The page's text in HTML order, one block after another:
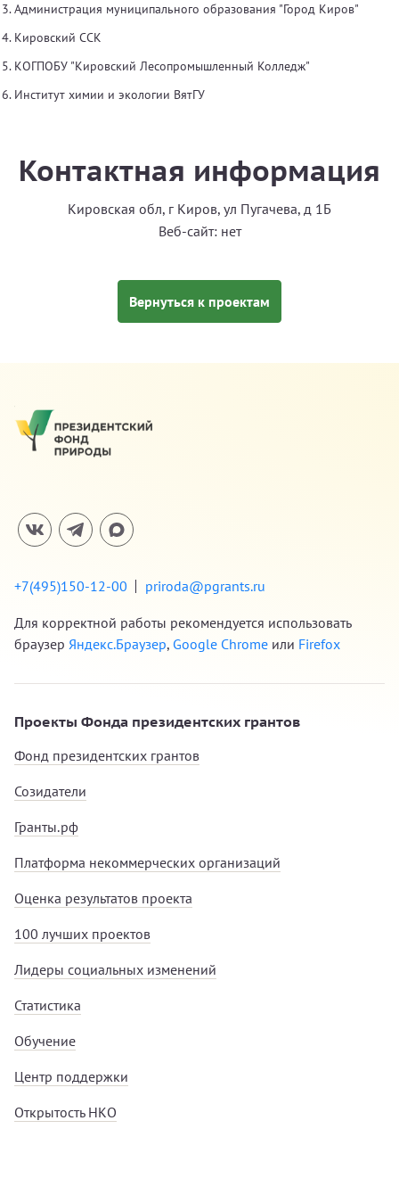
Администрация муниципального образования "Город Киров"
Кировский ССК
КОГПОБУ "Кировский Лесопромышленный Колледж"
Институт химии и экологии ВятГУ
Контактная информация
Кировская обл, г Киров, ул Пугачева, д 1Б
Веб-сайт: нет
Вернуться к проектам
+7(495)150-12-00 priroda@pgrants.ru
Для корректной работы рекомендуется использовать
браузер Яндекс.Браузер, Google Chrome или Firefox
Проекты Фонда президентских грантов
Фонд президентских грантов
Созидатели
Гранты.рф
Платформа некоммерческих организаций
Оценка результатов проекта
100 лучших проектов
Лидеры социальных изменений
Статистика
Обучение
Центр поддержки
Открытость НКО